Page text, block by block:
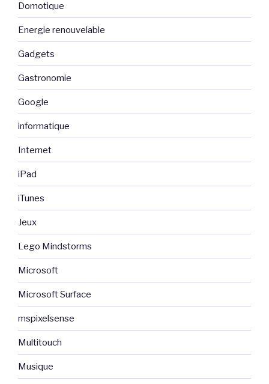
Domotique
Energie renouvelable
Gadgets
Gastronomie
Google
informatique
Internet
iPad
iTunes
Jeux
Lego Mindstorms
Microsoft
Microsoft Surface
mspixelsense
Multitouch
Musique